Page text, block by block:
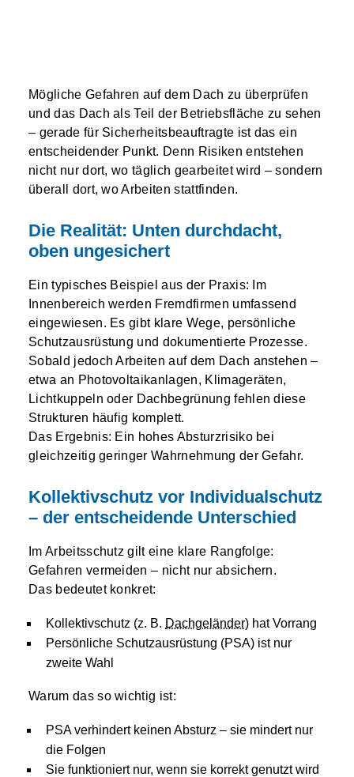
Mögliche Gefahren auf dem Dach zu überprüfen
und das Dach als Teil der Betriebsfläche zu sehen
– gerade für Sicherheitsbeauftragte ist das ein
entscheidender Punkt. Denn Risiken entstehen
nicht nur dort, wo täglich gearbeitet wird – sondern
überall dort, wo Arbeiten stattfinden.
Die Realität: Unten durchdacht,
oben ungesichert
Ein typisches Beispiel aus der Praxis: Im
Innenbereich werden Fremdfirmen umfassend
eingewiesen. Es gibt klare Wege, persönliche
Schutzausrüstung und dokumentierte Prozesse.
Sobald jedoch Arbeiten auf dem Dach anstehen –
etwa an Photovoltaikanlagen, Klimageräten,
Lichtkuppeln oder Dachbegrünung fehlen diese
Strukturen häufig komplett.
Das Ergebnis: Ein hohes Absturzrisiko bei
gleichzeitig geringer Wahrnehmung der Gefahr.
Kollektivschutz vor Individualschutz
– der entscheidende Unterschied
Im Arbeitsschutz gilt eine klare Rangfolge:
Gefahren vermeiden – nicht nur absichern.
Das bedeutet konkret:
Kollektivschutz (z. B. Dachgeländer) hat Vorrang
Persönliche Schutzausrüstung (PSA) ist nur
zweite Wahl
Warum das so wichtig ist:
PSA verhindert keinen Absturz – sie mindert nur
die Folgen
Sie funktioniert nur, wenn sie korrekt genutzt wird